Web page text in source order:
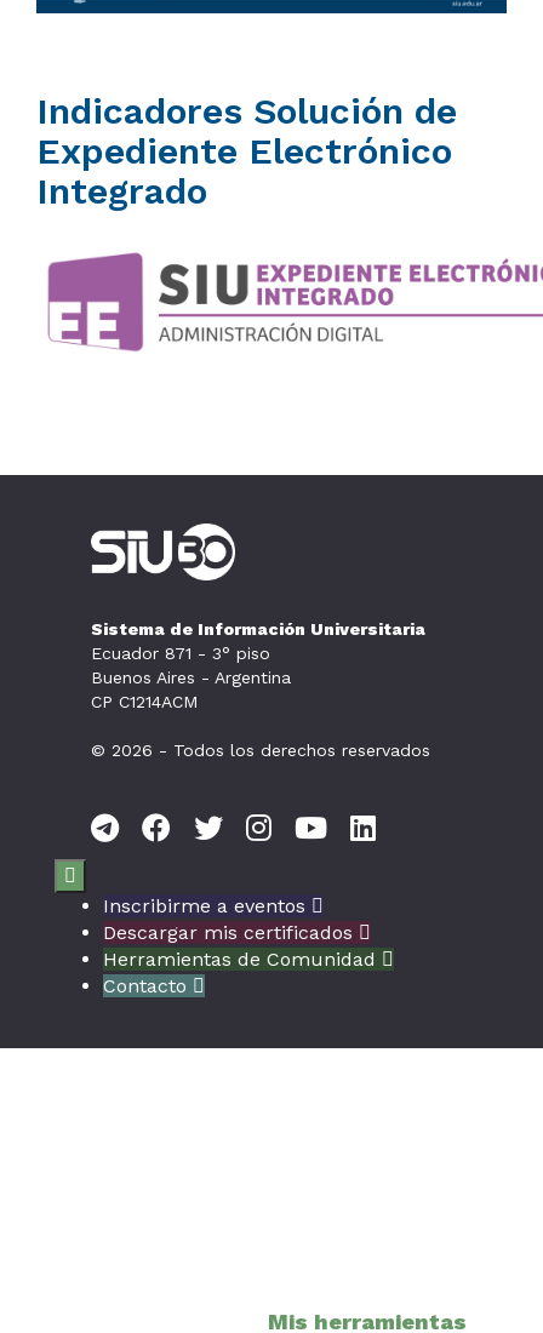
Indicadores Solución de
Expediente Electrónico
Integrado
Sistema de Información Universitaria
Ecuador 871 - 3° piso
Buenos Aires - Argentina
CP C1214ACM
© 2026 - Todos los derechos reservados
Mis herramientas

Inscribirme a eventos 
Descargar mis certificados 
Herramientas de Comunidad 
Contacto 